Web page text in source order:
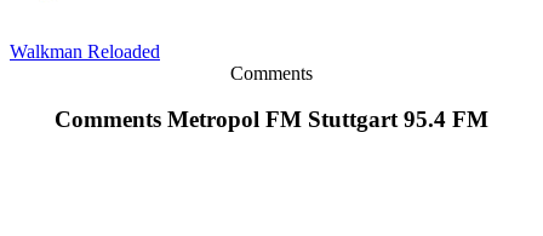
Walkman Reloaded
Comments
Comments Metropol FM Stuttgart 95.4 FM